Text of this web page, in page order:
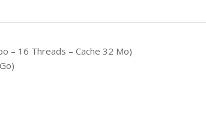
– 16 Threads – Cache 32 Mo)